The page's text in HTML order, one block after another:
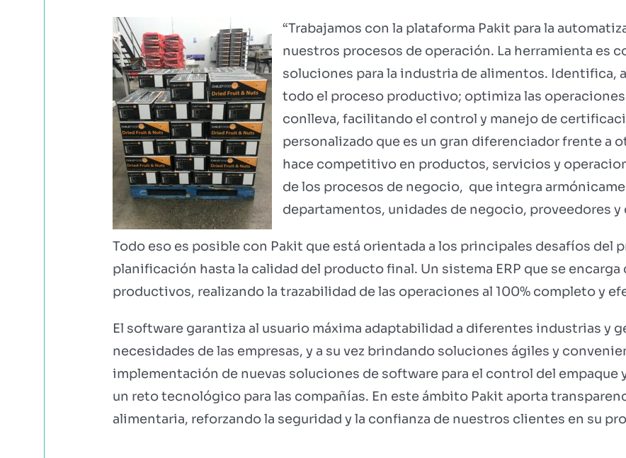
“Trabajamos con la plataforma Pakit para la
nuestros procesos de operación. La herramienta es
soluciones para la industria de alimentos. Identifica,
todo el proceso productivo; optimiza las
conlleva, facilitando el control y manejo de
personalizado que es un gran diferenciador frente a
hace competitivo en productos, servicios y
de los procesos de negocio, que integra
departamentos, unidades de negocio, proveedores y
Todo eso es posible con Pakit que está orientada a los principales desafíos del
planificación hasta la calidad del producto final. Un sistema ERP que se
productivos, realizando la trazabilidad de las operaciones al 100% completo y
El software garantiza al usuario máxima adaptabilidad a diferentes industrias y
necesidades de las empresas, y a su vez brindando soluciones ágiles y
implementación de nuevas soluciones de soft­ware para el control del
un reto tecnológico para las compañías. En este ámbito Pakit aporta
alimentaria, reforzando la seguridad y la confianza de nuestros clientes en su